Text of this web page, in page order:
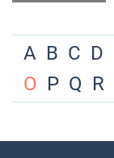
A B C D
O P Q R